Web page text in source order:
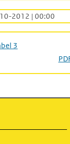
2012 | 00:00
3